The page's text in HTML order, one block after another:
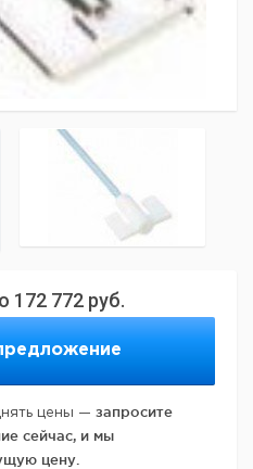
172 772 руб.
цены — запросите
сейчас, и мы
цену.